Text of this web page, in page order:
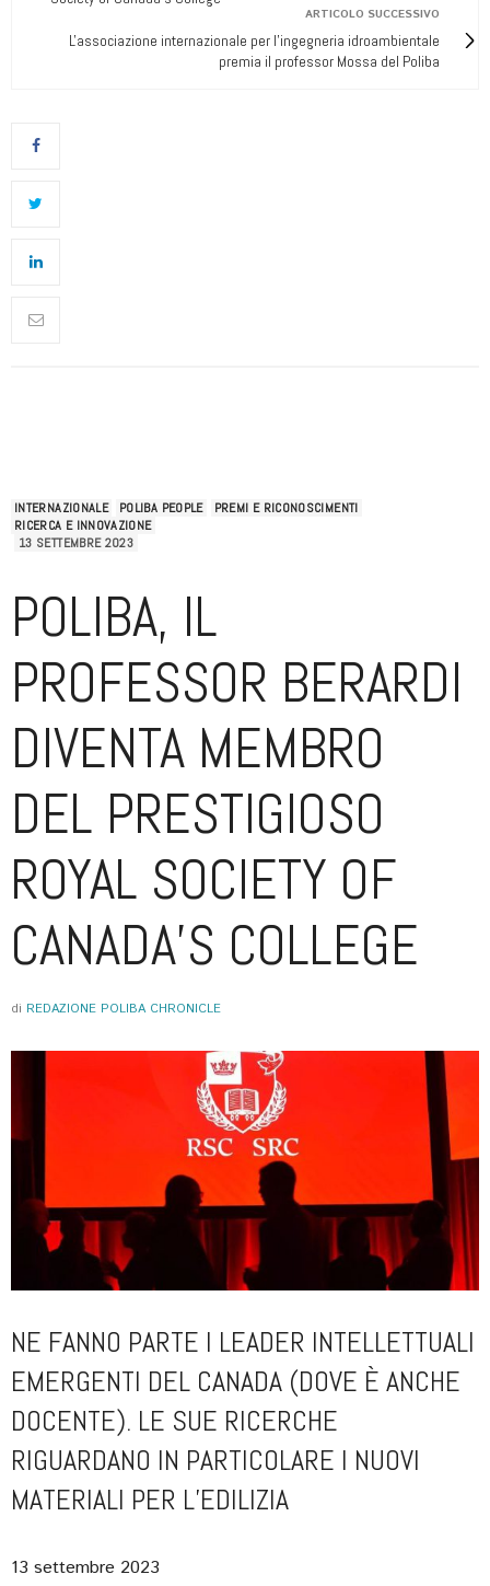
ARTICOLO SUCCESSIVO
L'associazione internazionale per l'ingegneria idroambientale
premia il professor Mossa del Poliba
INTERNAZIONALE POLIBA PEOPLE
PREMI E RICONOSCIMENTI
RICERCA E INNOVAZIONE
13 SETTEMBRE 2023
POLIBA, IL
PROFESSOR BERARDI
DIVENTA MEMBRO
DEL PRESTIGIOSO
ROYAL SOCIETY OF
CANADA’S COLLEGE
di REDAZIONE POLIBA CHRONICLE
NE FANNO PARTE I LEADER INTELLETTUALI
EMERGENTI DEL CANADA (DOVE È ANCHE
DOCENTE). LE SUE RICERCHE
RIGUARDANO IN PARTICOLARE I NUOVI
MATERIALI PER L’EDILIZIA
13 settembre 2023